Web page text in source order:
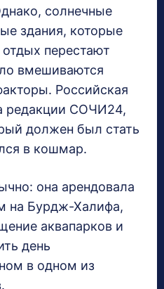
солнечные
здания, которые
перестают
вмешиваются
Российская
редакции СОЧИ24,
должен был стать
в кошмар.
она арендовала
на Бурдж-Халифа,
аквапарков и
день
в одном из